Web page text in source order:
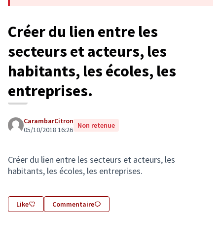
Créer du lien entre les
secteurs et acteurs, les
habitants, les écoles, les
entreprises.
CarambarCitron
05/10/2018 16:26 Non retenue
Créer du lien entre les secteurs et acteurs, les
habitants, les écoles, les entreprises.
Like Commentaire